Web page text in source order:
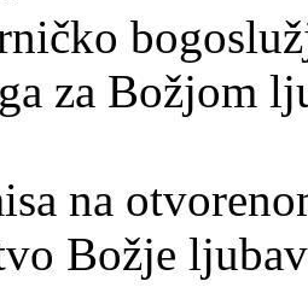
za Božjom
na
Božje